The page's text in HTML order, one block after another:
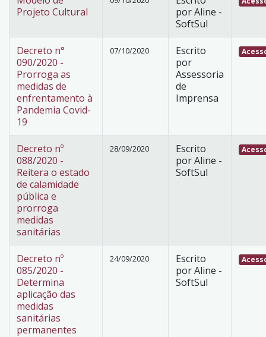
Projeto Cultural
por Aline -
SoftSul
Decreto n°
090/2020 -
Prorroga as
medidas de
enfrentamento à
Pandemia Covid-
19
07/10/2020
Escrito
por
Assessoria
de
Imprensa
Decreto nº
088/2020 -
Reitera o estado
de calamidade
pública e
prorroga
medidas
sanitárias
28/09/2020
Escrito
por Aline -
SoftSul
Decreto nº
085/2020 -
Determina
aplicação das
medidas
sanitárias
permanentes
24/09/2020
Escrito
por Aline -
SoftSul